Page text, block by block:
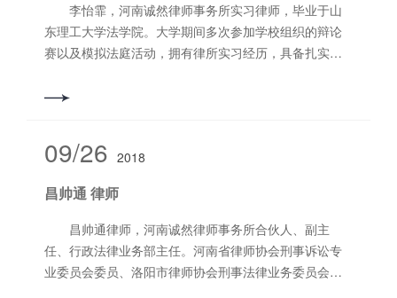
李怡霏，河南诚然律师事务所实习律师，毕业于山
东理工大学法学院。大学期间多次参加学校组织的辩论
赛以及模拟法庭活动，拥有律所实习经历，具备扎实的
力，对待工作细致热情，积极主动、尽职尽责。 擅
09/26 2018
昌帅通 律师
昌帅通律师，河南诚然律师事务所合伙人、副主
任、行政法律业务部主任。河南省律师协会刑事诉讼专
业委员会委员、洛阳市律师协会刑事法律业务委员会执